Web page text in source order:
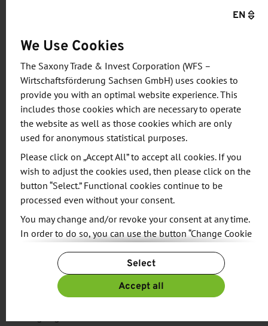
bieten. Damit wird die Förderung für viele
Technologien und Wärmequellen geöffnet.
Zusammen mit saisonalen Speichern entsteht
daraus ein flexibles und zukunftsfähiges System
zur Versorgung der Städte und Gemeinden.
Fernwärme aus erneuerbaren Energien hergestellt.
Gerade in den Braunkohlegebieten gibt es großen
Nachholbedarf, da die Wärmeerzeugung hier ein
Nebenprodukt der Stromerzeugung ist. Die
Fördermittel dafür stammen u. a. aus dem EU-
Fonds für einen gerechten Übergang (JTF). Dieser
wurde in der aktuellen EU-Förderperiode 2021-
2027 eingerichtet, um die Regionen, die in
besonderer Weise vom Strukturwandel infolge des
EN
We Use Cookies
The Saxony Trade & Invest Corporation (WFS –
Wirtschaftsförderung Sachsen GmbH) uses cookies to
provide you with an optimal website experience. This
includes those cookies which are necessary to operate
the website as well as those cookies which are only
used for anonymous statistical purposes.
Please click on „Accept All” to accept all cookies. If you
wish to adjust the cookies used, then please click on the
button “Select.” Functional cookies continue to be
processed even without your consent.
You may change and/or revoke your consent at any time.
In order to do so, you can use the button “Change Cookie
For more information, please see our
Privacy Policy.
Additional information can be found in our
Imprint
Select
Accept all